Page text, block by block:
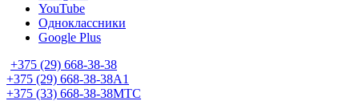
YouTube
Одноклассники
Google Plus
+375 (29) 668-38-38
+375 (29) 668-38-38A1
+375 (33) 668-38-38МТС